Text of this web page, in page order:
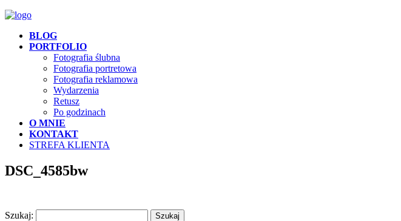
BLOG
PORTFOLIO
Fotografia ślubna
Fotografia portretowa
Fotografia reklamowa
Wydarzenia
Retusz
Po godzinach
O MNIE
KONTAKT
STREFA KLIENTA
DSC_4585bw
Szukaj: